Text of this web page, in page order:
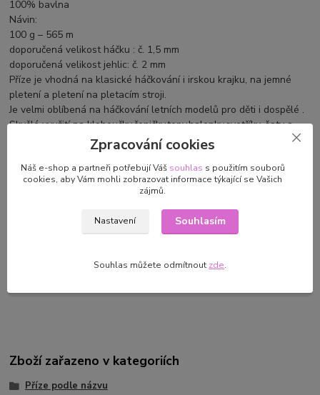
100% bavlna
Návin:
100 g – 565 m
doporučená velikost háčku : č. 1,5 mm
doporučená velikost jehlic: č. 2 mm
Příze je vhodná na klasické háčkování i irskou krajku, na jemné
pletení a pletení na pletacím stroji.
Je velmi oblíbená na háčkování letních modelů pro děti i dospělé .
Skvělé využití na kloboučky,čepičky,topy,halenky,svetříky, šaty a
šatičky a a také pro módní a bytové doplňky.
Výrobce/dovozce
MADAME TRICOTE
783 91
Zboží zařazeno v kategoriích
Příze podle názvu
Zpracování cookies
Náš e-shop a partneři potřebují Váš souhlas s použitím souborů
cookies, aby Vám mohli zobrazovat informace týkající se Vašich
zájmů.
Nastavení Souhlasím
Souhlas můžete odmítnout zde.